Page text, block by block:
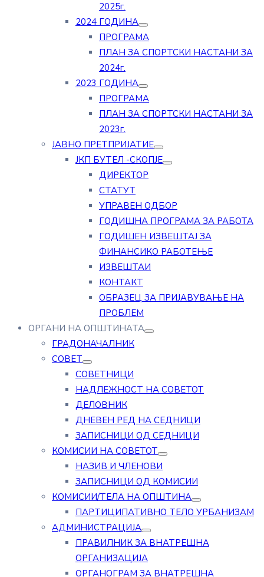
2025г.
2024 ГОДИНА
ПРОГРАМА
ПЛАН ЗА СПОРТСКИ НАСТАНИ ЗА
2024г.
2023 ГОДИНА
ПРОГРАМА
ПЛАН ЗА СПОРТСКИ НАСТАНИ ЗА
2023г.
ЈАВНО ПРЕТПРИЈАТИЕ
ЈКП БУТЕЛ -СКОПЈЕ
ДИРЕКТОР
СТАТУТ
УПРАВЕН ОДБОР
ГОДИШНА ПРОГРАМА ЗА РАБОТА
ГОДИШЕН ИЗВЕШТАЈ ЗА
ФИНАНСИКО РАБОТЕЊЕ
ИЗВЕШТАИ
КОНТАКТ
ОБРАЗЕЦ ЗА ПРИЈАВУВАЊЕ НА
ПРОБЛЕМ
ОРГАНИ НА ОПШТИНАТА
ГРАДОНАЧАЛНИК
СОВЕТ
СОВЕТНИЦИ
НАДЛЕЖНОСТ НА СОВЕТОТ
ДЕЛОВНИК
ДНЕВЕН РЕД НА СЕДНИЦИ
ЗАПИСНИЦИ ОД СЕДНИЦИ
КОМИСИИ НА СОВЕТОТ
НАЗИВ И ЧЛЕНОВИ
ЗАПИСНИЦИ ОД КОМИСИИ
КОМИСИИ/ТЕЛА НА ОПШТИНА
ПАРТИЦИПАТИВНО ТЕЛО УРБАНИЗАМ
АДМИНИСТРАЦИЈА
ПРАВИЛНИК ЗА ВНАТРЕШНА
ОРГАНИЗАЦИЈА
ОРГАНОГРАМ ЗА ВНАТРЕШНА